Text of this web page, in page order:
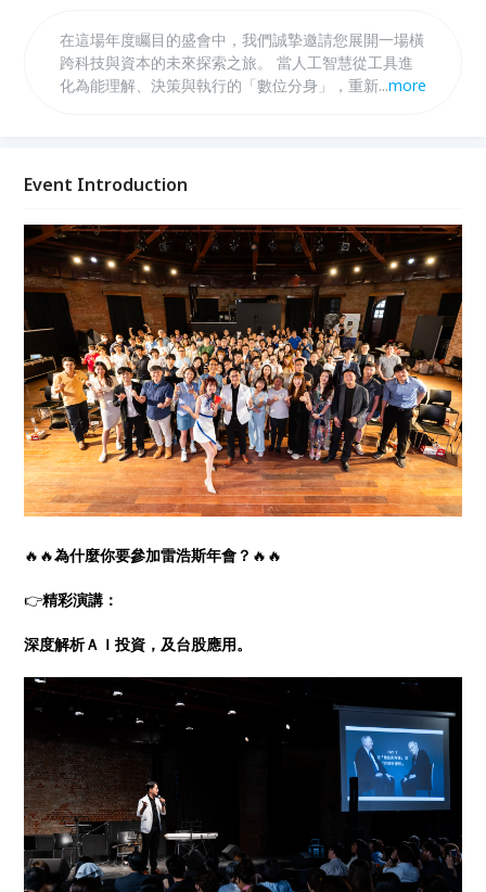
在這場年度矚目的盛會中，我們誠摯邀請您展開一場橫
跨科技與資本的未來探索之旅。 當人工智慧從工具進
化為能理解、決策與執行的「數位分身」，重新定義生
演關鍵角色。 在爵士樂、佳餚與交流之中，這不僅是
對話。
...more
Event Introduction
🔥🔥為什麼你要參加雷浩斯年會？ 🔥🔥
👉精彩演講：
深度解析ＡＩ投資，及台股應用。